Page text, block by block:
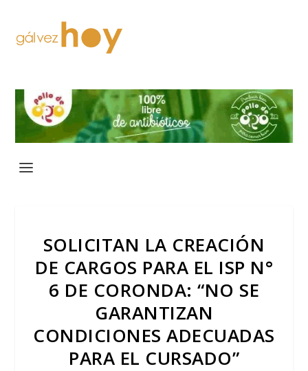
SOLICITAN LA CREACIÓN
DE CARGOS PARA EL ISP N°
6 DE CORONDA: “NO SE
GARANTIZAN
CONDICIONES ADECUADAS
PARA EL CURSADO”